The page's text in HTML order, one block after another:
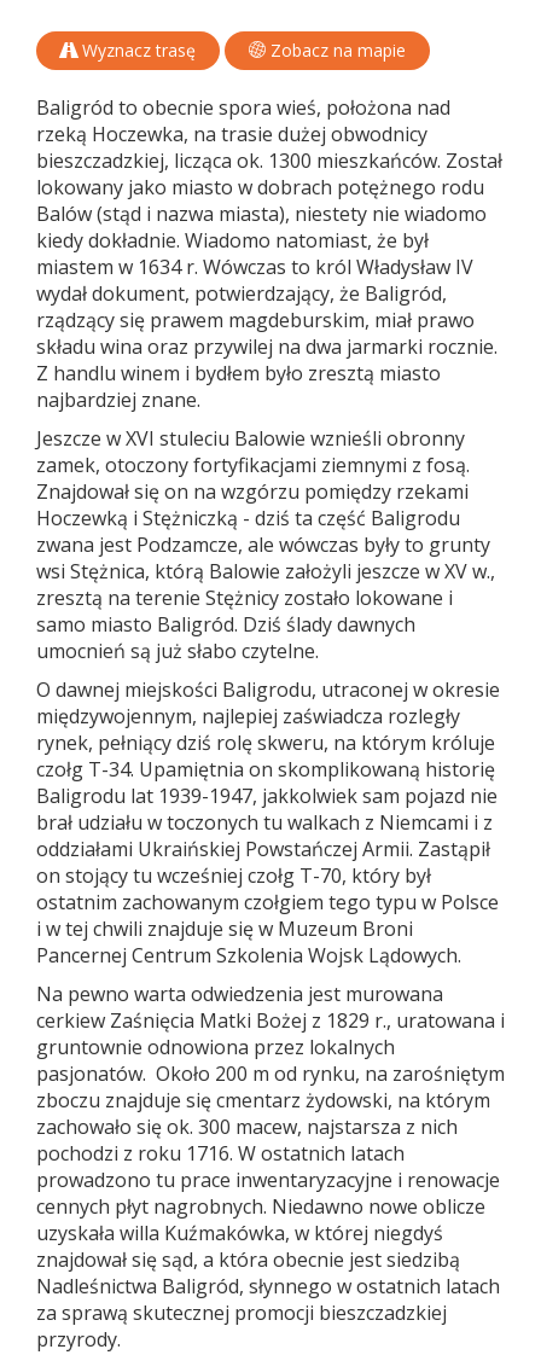
Wyznacz trasę Zobacz na mapie
Baligród to obecnie spora wieś, położona nad
rzeką Hoczewka, na trasie dużej obwodnicy
bieszczadzkiej, licząca ok. 1300 mieszkańców. Został
lokowany jako miasto w dobrach potężnego rodu
Balów (stąd i nazwa miasta), niestety nie wiadomo
kiedy dokładnie. Wiadomo natomiast, że był
miastem w 1634 r. Wówczas to król Władysław IV
wydał dokument, potwierdzający, że Baligród,
rządzący się prawem magdeburskim, miał prawo
składu wina oraz przywilej na dwa jarmarki rocznie.
Z handlu winem i bydłem było zresztą miasto
najbardziej znane.
Jeszcze w XVI stuleciu Balowie wznieśli obronny
zamek, otoczony fortyfikacjami ziemnymi z fosą.
Znajdował się on na wzgórzu pomiędzy rzekami
Hoczewką i Stężniczką - dziś ta część Baligrodu
zwana jest Podzamcze, ale wówczas były to grunty
wsi Stężnica, którą Balowie założyli jeszcze w XV w.,
zresztą na terenie Stężnicy zostało lokowane i
samo miasto Baligród. Dziś ślady dawnych
umocnień są już słabo czytelne.
O dawnej miejskości Baligrodu, utraconej w okresie
międzywojennym, najlepiej zaświadcza rozległy
rynek, pełniący dziś rolę skweru, na którym króluje
czołg T-34. Upamiętnia on skomplikowaną historię
Baligrodu lat 1939-1947, jakkolwiek sam pojazd nie
brał udziału w toczonych tu walkach z Niemcami i z
oddziałami Ukraińskiej Powstańczej Armii. Zastąpił
on stojący tu wcześniej czołg T-70, który był
ostatnim zachowanym czołgiem tego typu w Polsce
i w tej chwili znajduje się w Muzeum Broni
Pancernej Centrum Szkolenia Wojsk Lądowych.
Na pewno warta odwiedzenia jest murowana
cerkiew Zaśnięcia Matki Bożej z 1829 r., uratowana i
gruntownie odnowiona przez lokalnych
pasjonatów. Około 200 m od rynku, na zarośniętym
zboczu znajduje się cmentarz żydowski, na którym
zachowało się ok. 300 macew, najstarsza z nich
pochodzi z roku 1716. W ostatnich latach
prowadzono tu prace inwentaryzacyjne i renowacje
cennych płyt nagrobnych. Niedawno nowe oblicze
uzyskała willa Kuźmakówka, w której niegdyś
znajdował się sąd, a która obecnie jest siedzibą
Nadleśnictwa Baligród, słynnego w ostatnich latach
za sprawą skutecznej promocji bieszczadzkiej
przyrody.